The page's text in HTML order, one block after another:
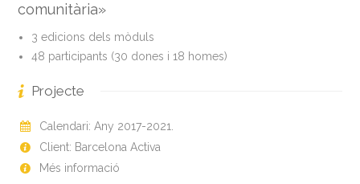
comunitària»
3 edicions dels mòduls
48 participants (30 dones i 18 homes)
Projecte
Calendari: Any 2017-2021.
Client: Barcelona Activa
Més informació